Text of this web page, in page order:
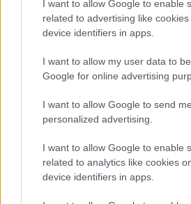
I want to allow Google to enable
related to advertising like
device identifiers in apps.
I want to allow my user data to
Google for online advertising
I want to allow Google to send me
personalized advertising.
I want to allow Google to enable
related to analytics like cookies
device identifiers in apps.
FORMA-1
Óriási fordulat
FORMA-1
Kellemetlen
nyári
pilótát
"Ahogy ő maga is említette a